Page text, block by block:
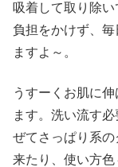
吸着して取り除
負担をかけず、
ますよ～。
うすーくお肌に
ます。洗い流す
ぜてさっぱり系
来たり、使い方